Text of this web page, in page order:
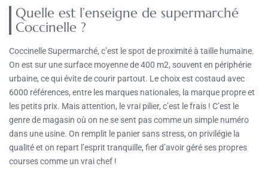
Quelle est l’enseigne de supermarché
Coccinelle ?
Coccinelle Supermarché, c’est le spot de proximité à taille humaine.
On est sur une surface moyenne de 400 m2, souvent en périphérie
urbaine, ce qui évite de courir partout. Le choix est costaud avec
6000 références, entre les marques nationales, la marque propre et
les petits prix. Mais attention, le vrai pilier, c’est le frais ! C’est le
genre de magasin où on ne se sent pas comme un simple numéro
dans une usine. On remplit le panier sans stress, on privilégie la
qualité et on repart l’esprit tranquille, fier d’avoir géré ses propres
courses comme un vrai chef !